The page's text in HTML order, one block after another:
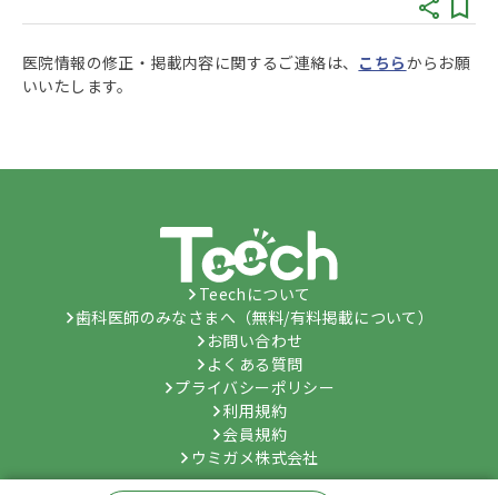
医院情報の修正・掲載内容に関するご連絡は、 こちらからお願
いいたします。
Teechについて
歯科医師のみなさまへ（無料/有料掲載について）
お問い合わせ
よくある質問
プライバシーポリシー
利用規約
会員規約
ウミガメ株式会社